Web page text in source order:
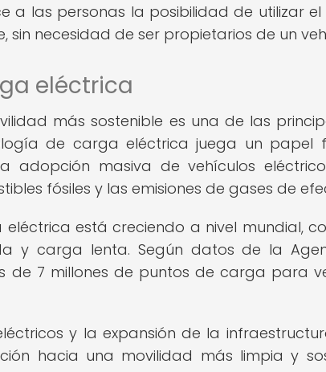
a las personas la posibilidad de utilizar
sin necesidad de ser propietarios de un
eléctrica
más sostenible es una de las
de carga eléctrica juega un papel
adopción masiva de vehículos
fósiles y las emisiones de gases de
está creciendo a nivel mundial,
y carga lenta. Según datos de la
de 7 millones de puntos de carga para
y la expansión de la
hacia una movilidad más limpia y